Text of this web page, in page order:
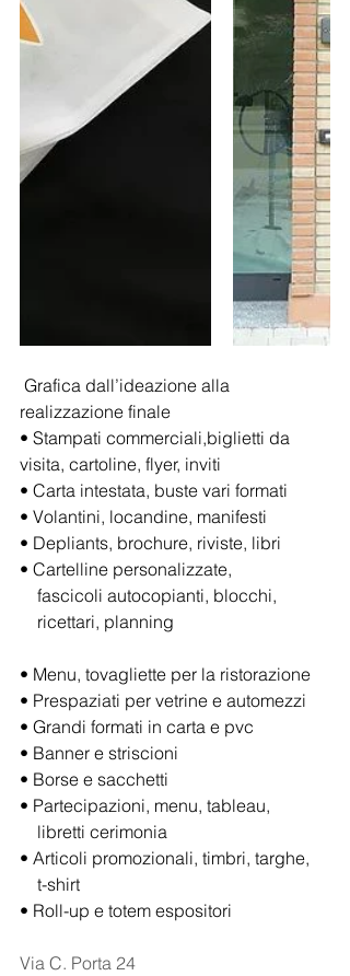
realizzazione finale
• Stampati commerciali,biglietti da
visita, cartoline, flyer, inviti
• Carta intestata, buste vari formati
• Volantini, locandine, manifesti
• Depliants, brochure, riviste, libri
• Cartelline personalizzate,
fascicoli autocopianti, blocchi,
ricettari, planning
• Menu, tovagliette per la ristorazione
• Prespaziati per vetrine e automezzi
• Grandi formati in carta e pvc
• Banner e striscioni
• Borse e sacchetti
• Partecipazioni, menu, tableau,
libretti cerimonia
• Articoli promozionali, timbri, targhe,
t-shirt
• Roll-up e totem espositori
Via C. Porta 24